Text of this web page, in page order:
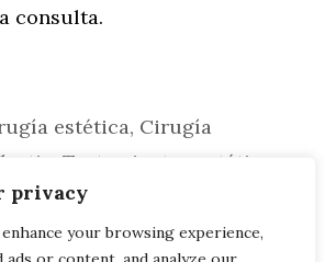
privacy
your browsing experience,
consulta.
estética, Cirugía
Tratamientos estéticos
lo que deben saber
discutir antes de la cirugía